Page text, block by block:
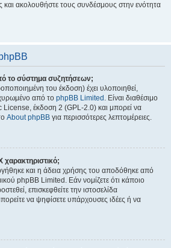
ακολουθήστε τους συνδέσμους στην ενότητα
το σύστημα συζητήσεων;
του έκδοση) έχει υλοποιηθεί,
από το phpBB Limited . Είναι διαθέσιμο
έκδοση 2 (GPL-2.0) και μπορεί να
About phpBB για περισσότερες λεπτομέρειες.
χαρακτηριστικό;
και η άδεια χρήσης του αποδόθηκε από
phpBB Limited. Εάν νομίζετε ότι κάποιο
επισκεφθείτε την ιστοσελίδα
να ψηφίσετε υπάρχουσες ιδέες ή να